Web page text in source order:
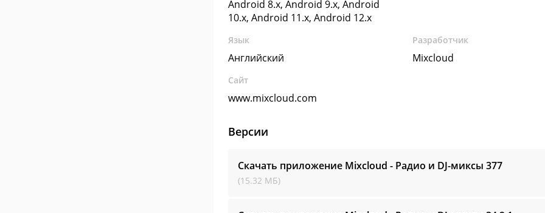
Android 8.x, Android 9.x, Android
10.x, Android 11.x, Android 12.x
Язык
Английский
Разработчик
Mixcloud
Сайт
www.mixcloud.com
Версии
Скачать приложение Mixcloud - Радио и DJ-миксы 377
(15.32 МБ)